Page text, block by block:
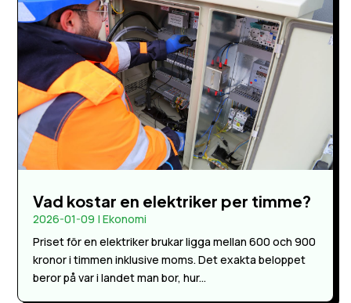
Vad kostar en elektriker per timme?
2026-01-09 |Ekonomi
Priset för en elektriker brukar ligga mellan 600 och 900
kronor i timmen inklusive moms. Det exakta beloppet
beror på var i landet man bor, hur...